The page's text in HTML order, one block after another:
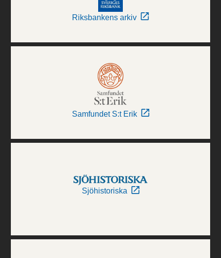
Riksbankens arkiv
Samfundet S:t Erik
Sjöhistoriska